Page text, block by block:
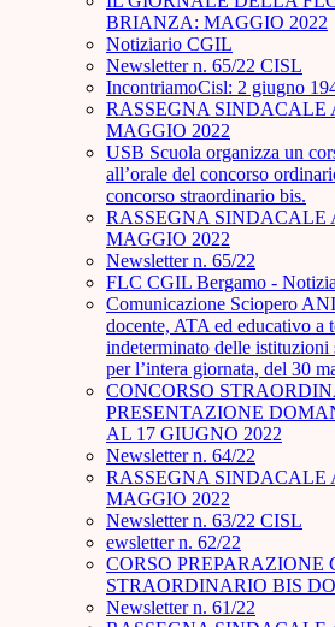
BRIANZA: MAGGIO 2022
Notiziario CGIL
Newsletter n. 65/22 CISL
IncontriamoCisl: 2 giugno
RASSEGNA SINDACALE
MAGGIO 2022
USB Scuola organizza un
all’orale del concorso
concorso straordinario bis.
RASSEGNA SINDACALE
MAGGIO 2022
Newsletter n. 65/22
FLC CGIL Bergamo -
Comunicazione Sciopero
docente, ATA ed educativo a
indeterminato delle istituzioni
per l’intera giornata, del 30
CONCORSO
PRESENTAZIONE
AL 17 GIUGNO 2022
Newsletter n. 64/22
RASSEGNA SINDACALE
MAGGIO 2022
Newsletter n. 63/22 CISL
ewsletter n. 62/22
CORSO PREPARAZIONE
STRAORDINARIO BIS
Newsletter n. 61/22